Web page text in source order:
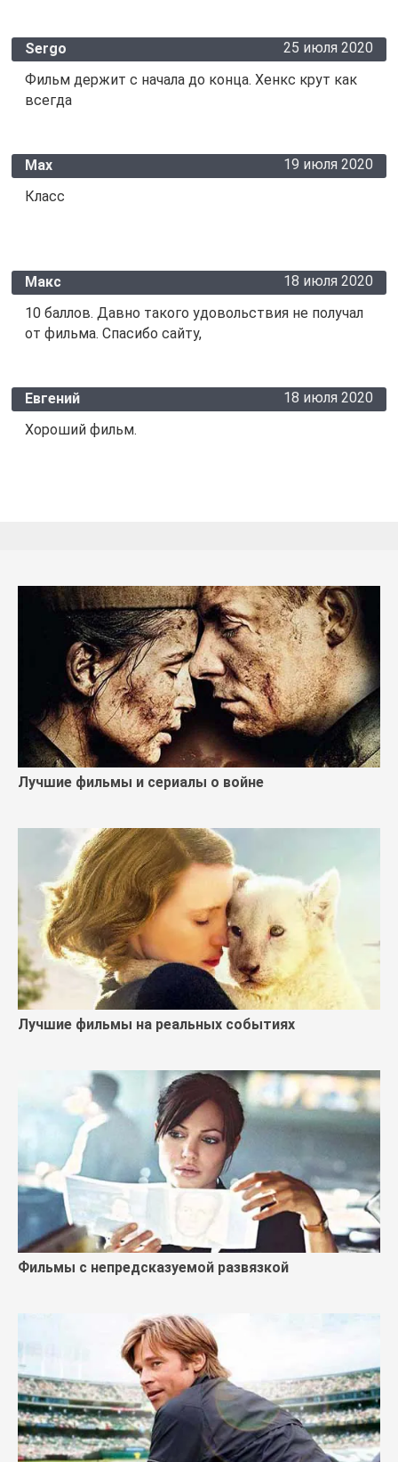
Sergo
25 июля 2020
Фильм держит с начала до конца. Хенкс крут как
всегда
Мах
19 июля 2020
Класс
Макс
18 июля 2020
10 баллов. Давно такого удовольствия не получал
от фильма. Спасибо сайту,
Евгений
18 июля 2020
Хороший фильм.
Лучшие фильмы и сериалы о войне
Лучшие фильмы на реальных событиях
Фильмы с непредсказуемой развязкой